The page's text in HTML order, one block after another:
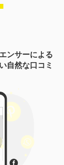
ンサーによる
自然な口コミ